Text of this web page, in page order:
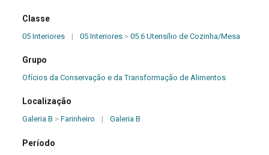
Classe
05 Interiores | 05 Interiores >05.6 Utensílio de Cozinha/Mesa
Grupo
Ofícios da Conservação e da Transformação de Alimentos
Localização
Galeria B >Farinheiro | Galeria B
Período